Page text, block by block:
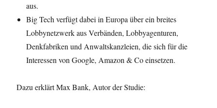
aus.
Big Tech verfügt dabei in Europa über ein breites
Lobbynetzwerk aus Verbänden, Lobbyagenturen,
Denkfabriken und Anwaltskanzleien, die sich für die
Interessen von Google, Amazon & Co einsetzen.
Dazu erklärt Max Bank, Autor der Studie: